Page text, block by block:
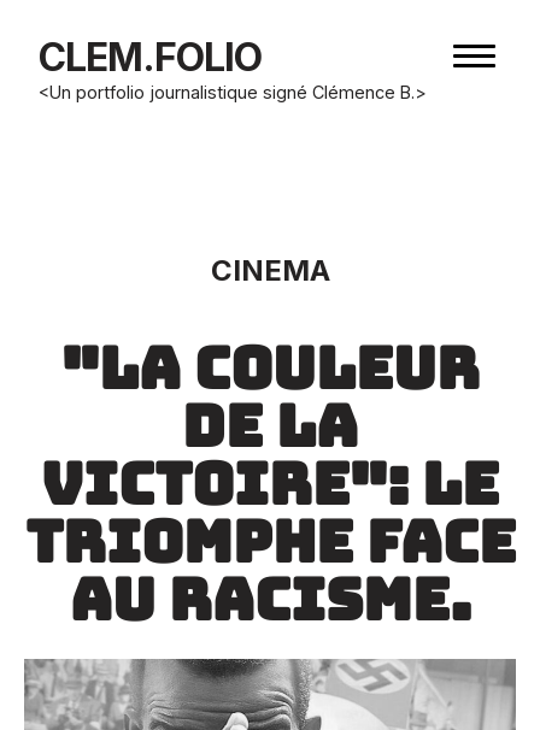
CLEM.FOLIO
<Un portfolio journalistique signé Clémence B.>
Bouton
CINEMA
"la couleur
de la
victoire": le
triomphe face
au racisme.